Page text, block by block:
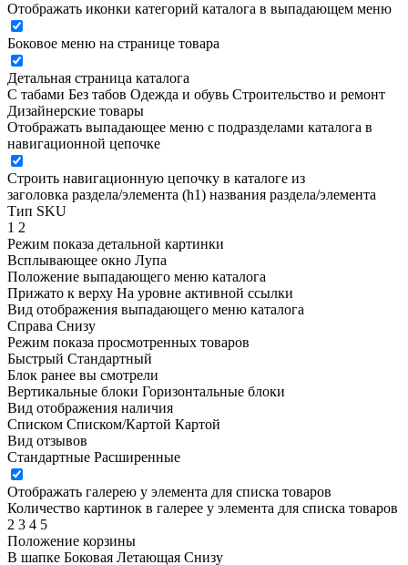
Отображать иконки категорий каталога в выпадающем меню
Боковое меню на странице товара
Детальная страница каталога
С табами Без табов Одежда и обувь Строительство и ремонт
Дизайнерские товары
Отображать выпадающее меню с подразделами каталога в
навигационной цепочке
Строить навигационную цепочку в каталоге из
заголовка раздела/элемента (h1) названия раздела/элемента
Тип SKU
1 2
Режим показа детальной картинки
Всплывающее окно Лупа
Положение выпадающего меню каталога
Прижато к верху На уровне активной ссылки
Вид отображения выпадающего меню каталога
Справа Снизу
Режим показа просмотренных товаров
Быстрый Стандартный
Блок ранее вы смотрели
Вертикальные блоки Горизонтальные блоки
Вид отображения наличия
Списком Списком/Картой Картой
Вид отзывов
Стандартные Расширенные
Отображать галерею у элемента для списка товаров
Количество картинок в галерее у элемента для списка товаров
2 3 4 5
Положение корзины
В шапке Боковая Летающая Снизу